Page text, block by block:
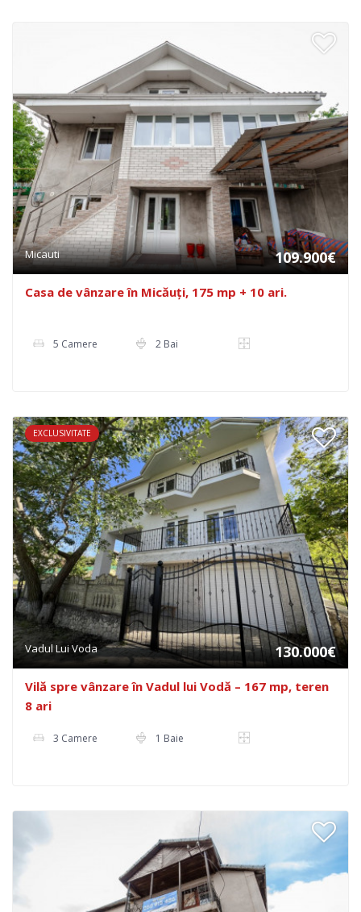
Micauti 109.900€
Casa de vânzare în Micăuți, 175 mp + 10 ari.
5 Camere 2 Bai
EXCLUSIVITATE
Vadul Lui Voda 130.000€
Vilă spre vânzare în Vadul lui Vodă – 167 mp, teren
8 ari
3 Camere 1 Baie